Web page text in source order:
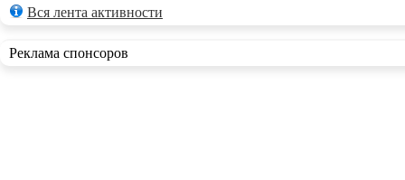
Вся лента активности
Реклама спонсоров